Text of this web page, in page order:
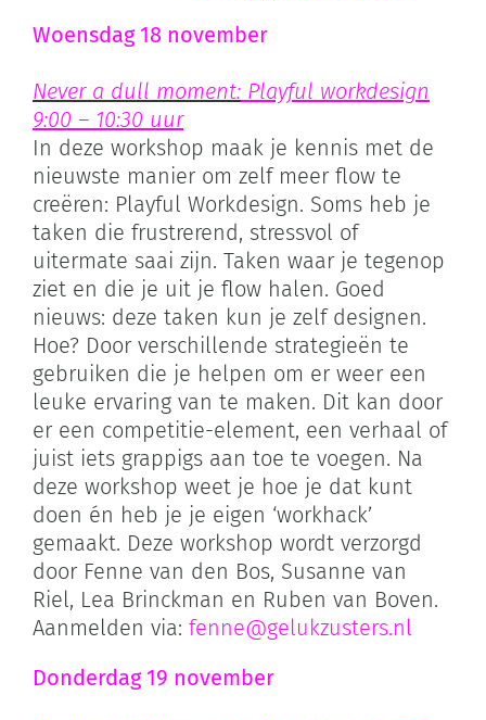
Woensdag 18 november
Never a dull moment:Playful workdesign
9:00 – 10:30 uur
In deze workshop maak je kennis met de
nieuwste manier om zelf meer flow te
creëren: Playful Workdesign. Soms heb je
taken die frustrerend, stressvol of
uitermate saai zijn. Taken waar je tegenop
ziet en die je uit je flow halen. Goed
nieuws: deze taken kun je zelf designen.
Hoe? Door verschillende strategieën te
gebruiken die je helpen om er weer een
leuke ervaring van te maken. Dit kan door
er een competitie-element, een verhaal of
juist iets grappigs aan toe te voegen. Na
deze workshop weet je hoe je dat kunt
doen én heb je je eigen ‘workhack’
gemaakt. Deze workshop wordt verzorgd
door Fenne van den Bos, Susanne van
Riel, Lea Brinckman en Ruben van Boven.
Aanmelden via: fenne@gelukzusters.nl
Donderdag 19 november